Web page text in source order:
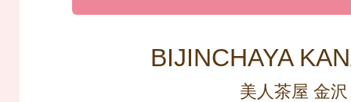
BIJINCHAYA
美人茶屋 金沢